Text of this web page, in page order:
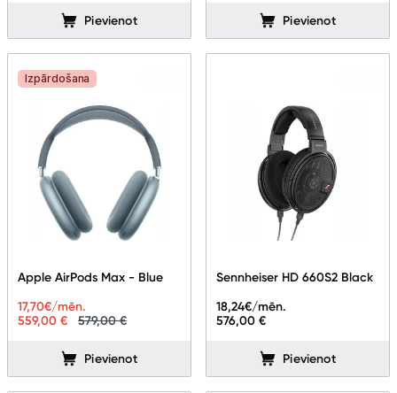
Pievienot Pievienot
Izpārdošana
Apple AirPods Max - Blue
559,00 € 579,00 €
17,70€/mēn.
Pievienot
Sennheiser HD 660S2 Black
576,00 €
18,24€/mēn.
Pievienot